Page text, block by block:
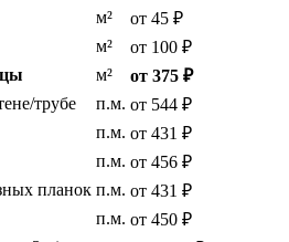
м²
от 45 ₽
м²
от 100 ₽
м²
от 375 ₽
трубе
п.м. от 544 ₽
п.м. от 431 ₽
п.м. от 456 ₽
планок п.м. от 431 ₽
п.м. от 450 ₽